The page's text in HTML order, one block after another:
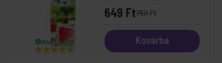
RAKTÁRON
750 Ft
649 Ft
Kosárba